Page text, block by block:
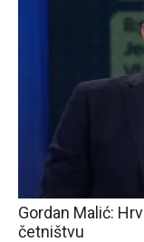
Gordan Malić:
četništvu